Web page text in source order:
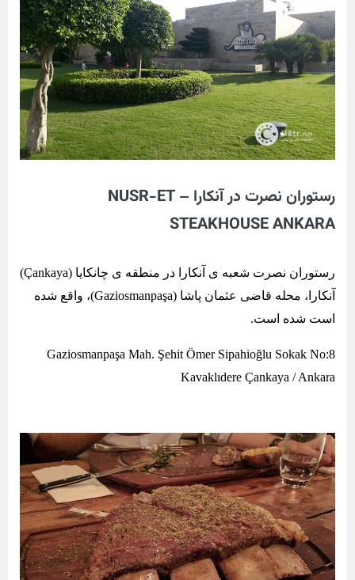
رستوران نصرت در آنکارا – NUSR-ET
STEAKHOUSE ANKARA
رستوران نصرت شعبه ی آنکارا در منطقه ی چانکایا (Çankaya)
آنکارا، محله قاضی عثمان پاشا (Gaziosmanpaşa)، واقع شده
است شده است.
Gaziosmanpaşa Mah. Şehit Ömer Sipahioğlu Sokak No:8
Kavaklıdere Çankaya / Ankara